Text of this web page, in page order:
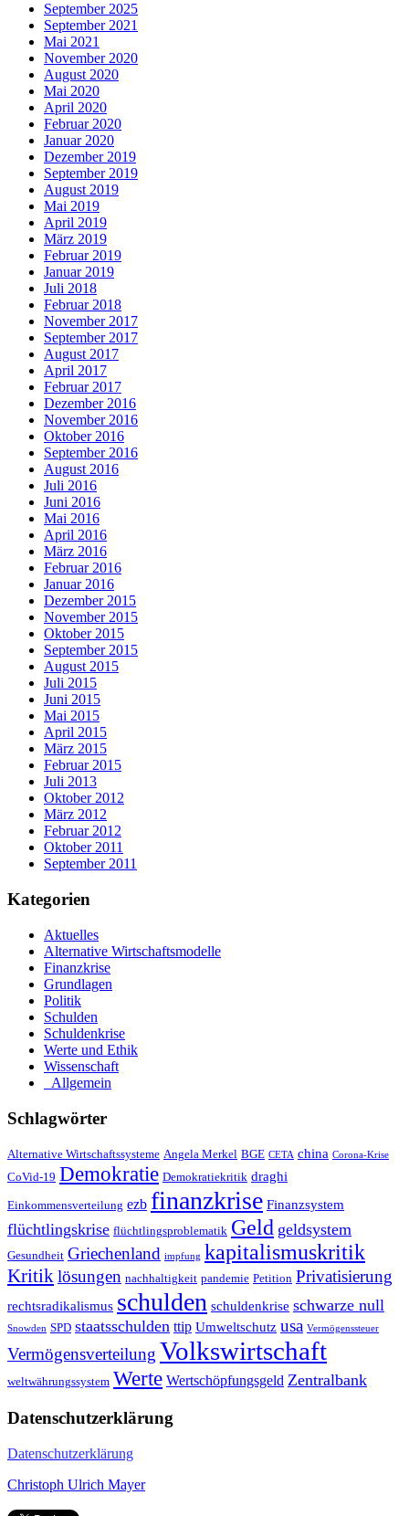
September 2025
September 2021
Mai 2021
November 2020
August 2020
Mai 2020
April 2020
Februar 2020
Januar 2020
Dezember 2019
September 2019
August 2019
Mai 2019
April 2019
März 2019
Februar 2019
Januar 2019
Juli 2018
Februar 2018
November 2017
September 2017
August 2017
April 2017
Februar 2017
Dezember 2016
November 2016
Oktober 2016
September 2016
August 2016
Juli 2016
Juni 2016
Mai 2016
April 2016
März 2016
Februar 2016
Januar 2016
Dezember 2015
November 2015
Oktober 2015
September 2015
August 2015
Juli 2015
Juni 2015
Mai 2015
April 2015
März 2015
Februar 2015
Juli 2013
Oktober 2012
März 2012
Februar 2012
Oktober 2011
September 2011
Kategorien
Aktuelles
Alternative Wirtschaftsmodelle
Finanzkrise
Grundlagen
Politik
Schulden
Schuldenkrise
Werte und Ethik
Wissenschaft
_Allgemein
Schlagwörter
Alternative Wirtschaftssysteme Angela Merkel BGE CETA china Corona-Krise
CoVid-19 Demokratie Demokratiekritik draghi
Einkommensverteilung ezb finanzkrise Finanzsystem
flüchtlingskrise flüchtlingsproblematik Geld geldsystem
Gesundheit Griechenland impfung kapitalismuskritik
Kritik lösungen nachhaltigkeit pandemie Petition Privatisierung
rechtsradikalismus schulden schuldenkrise schwarze null
Snowden SPD staatsschulden ttip Umweltschutz usa Vermögenssteuer
Vermögensverteilung Volkswirtschaft
weltwährungssystem Werte Wertschöpfungsgeld Zentralbank
Datenschutzerklärung
Datenschutzerklärung
Christoph Ulrich Mayer